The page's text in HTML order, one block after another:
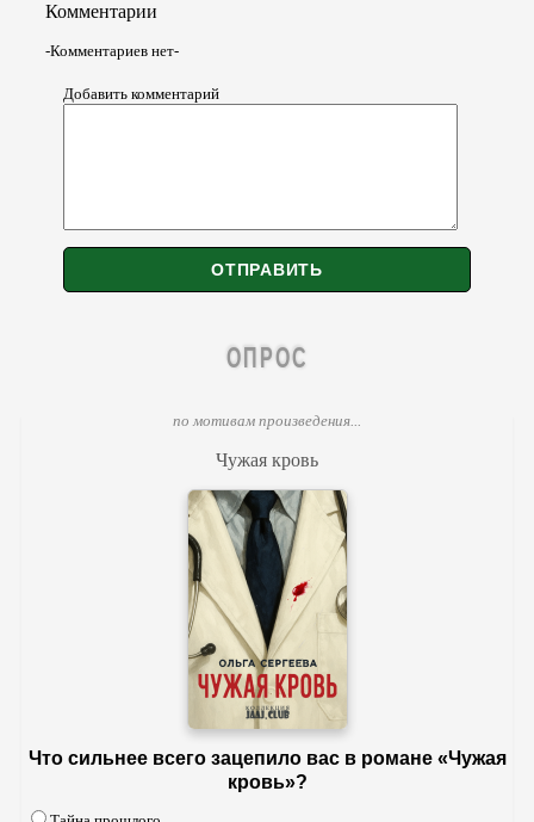
Комментарии
-Комментариев нет-
Добавить комментарий
ОПРОС
по мотивам произведения...
Чужая кровь
Что сильнее всего зацепило вас в романе «Чужая
кровь»?